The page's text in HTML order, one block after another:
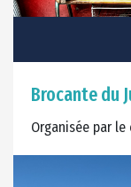
Brocante du
Organisée par